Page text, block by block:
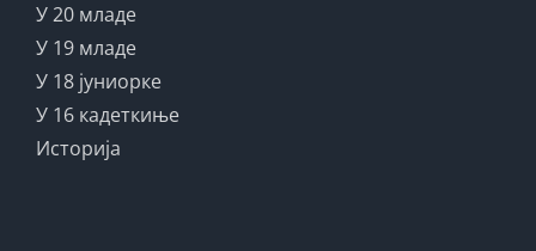
У 20 младе
У 19 младе
У 18 јуниорке
У 16 кадеткиње
Историја